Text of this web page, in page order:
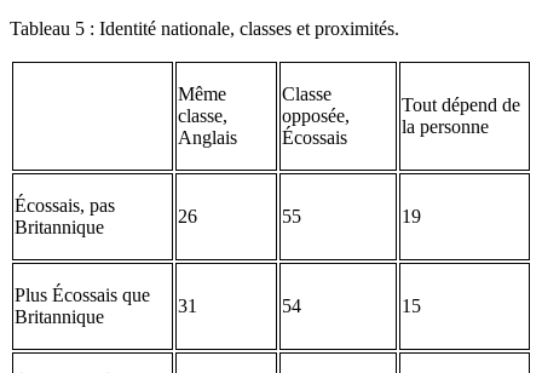
Tableau 5 : Identité nationale, classes et proximités.
Même
classe,
Anglais
Classe
opposée,
Écossais
Tout dépend de
la personne
Écossais, pas
Britannique
26 55 19
Plus Écossais que
Britannique
31 54 15